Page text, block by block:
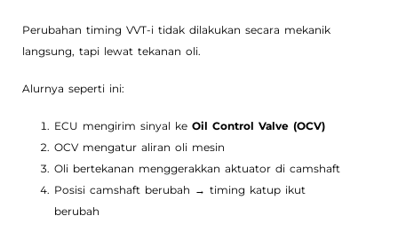
Perubahan timing VVT-i tidak dilakukan secara mekanik
langsung, tapi lewat tekanan oli.
Alurnya seperti ini:
ECU mengirim sinyal ke Oil Control Valve (OCV)
OCV mengatur aliran oli mesin
Oli bertekanan menggerakkan aktuator di camshaft
Posisi camshaft berubah → timing katup ikut
berubah